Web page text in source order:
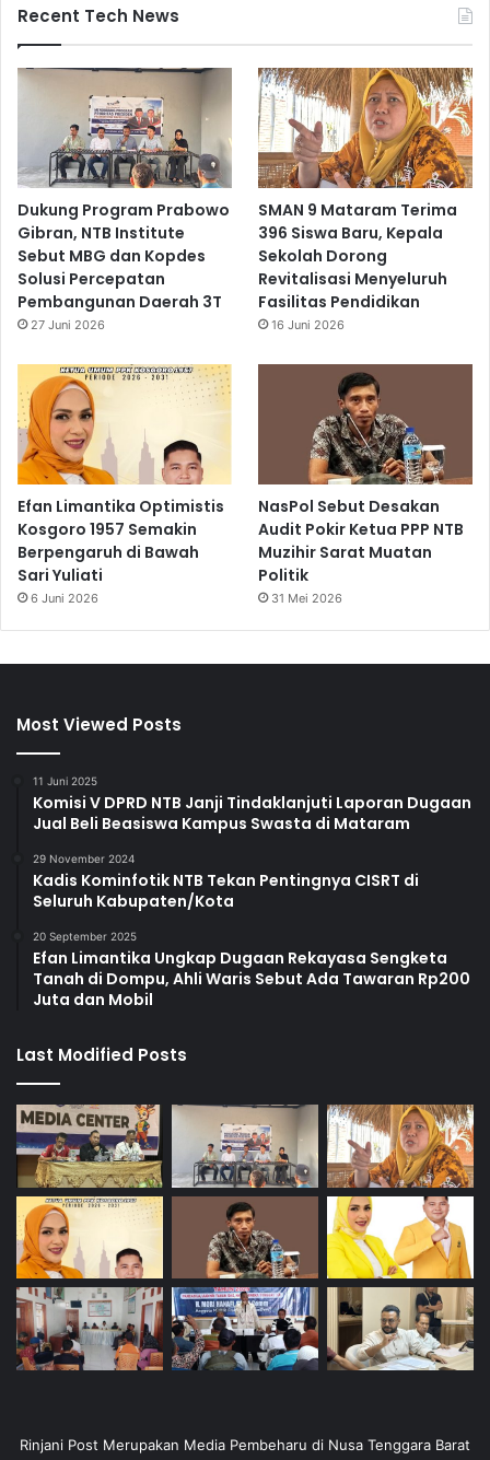
Recent Tech News
Dukung Program Prabowo
Gibran, NTB Institute
Sebut MBG dan Kopdes
Solusi Percepatan
Pembangunan Daerah 3T
27 Juni 2026
SMAN 9 Mataram Terima
396 Siswa Baru, Kepala
Sekolah Dorong
Revitalisasi Menyeluruh
Fasilitas Pendidikan
16 Juni 2026
Efan Limantika Optimistis
Kosgoro 1957 Semakin
Berpengaruh di Bawah
Sari Yuliati
6 Juni 2026
NasPol Sebut Desakan
Audit Pokir Ketua PPP NTB
Muzihir Sarat Muatan
Politik
31 Mei 2026
Most Viewed Posts
11 Juni 2025
Komisi V DPRD NTB Janji Tindaklanjuti Laporan Dugaan
Jual Beli Beasiswa Kampus Swasta di Mataram
29 November 2024
Kadis Kominfotik NTB Tekan Pentingnya CISRT di
Seluruh Kabupaten/Kota
20 September 2025
Efan Limantika Ungkap Dugaan Rekayasa Sengketa
Tanah di Dompu, Ahli Waris Sebut Ada Tawaran Rp200
Juta dan Mobil
Last Modified Posts
Rinjani Post Merupakan Media Pembeharu di Nusa Tenggara Barat